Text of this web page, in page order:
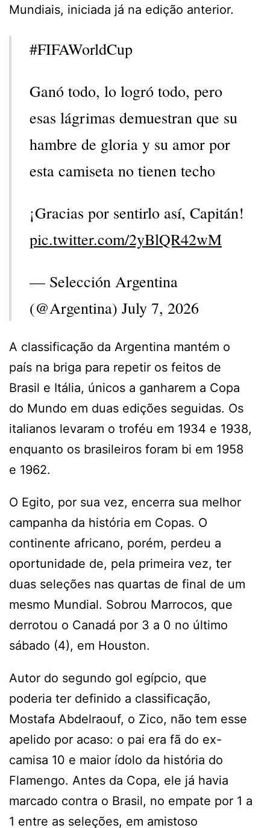
Mundiais, iniciada já na edição anterior.
#FIFAWorldCup
Ganó todo, lo logró todo, pero
esas lágrimas demuestran que su
hambre de gloria y su amor por
esta camiseta no tienen techo
¡Gracias por sentirlo así, Capitán!
pic.twitter.com/2yBlQR42wM
— Selección Argentina
(@Argentina) July 7, 2026
A classificação da Argentina mantém o
país na briga para repetir os feitos de
Brasil e Itália, únicos a ganharem a Copa
do Mundo em duas edições seguidas. Os
italianos levaram o troféu em 1934 e 1938,
enquanto os brasileiros foram bi em 1958
e 1962.
O Egito, por sua vez, encerra sua melhor
campanha da história em Copas. O
continente africano, porém, perdeu a
oportunidade de, pela primeira vez, ter
duas seleções nas quartas de final de um
mesmo Mundial. Sobrou Marrocos, que
derrotou o Canadá por 3 a 0 no último
sábado (4), em Houston.
Autor do segundo gol egípcio, que
poderia ter definido a classificação,
Mostafa Abdelraouf, o Zico, não tem esse
apelido por acaso: o pai era fã do ex-
camisa 10 e maior ídolo da história do
Flamengo. Antes da Copa, ele já havia
marcado contra o Brasil, no empate por 1 a
1 entre as seleções, em amistoso